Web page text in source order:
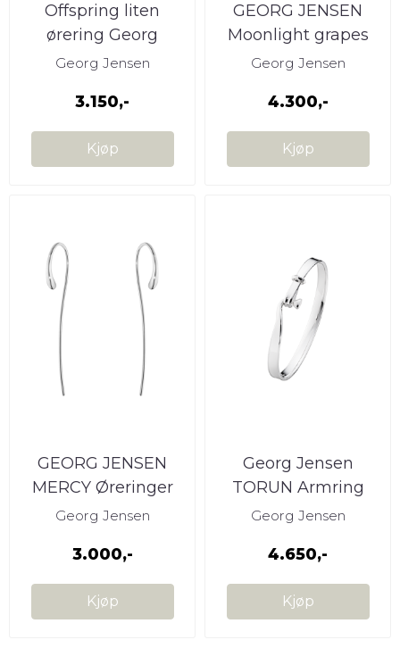
Offspring liten
ørering Georg
Jensen
Georg Jensen
3.150,-
Kjøp
GEORG JENSEN
Moonlight grapes
øreringer
Georg Jensen
4.300,-
Kjøp
GEORG JENSEN
MERCY Øreringer
Sterlingsølv
Georg Jensen
3.000,-
Kjøp
Georg Jensen
TORUN Armring
Sterlingsølv
Georg Jensen
4.650,-
Kjøp